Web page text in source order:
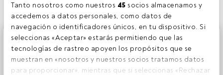
Tanto nosotros como nuestros 45 socios almacenamos y
accedemos a datos personales, como datos de
navegación o identificadores únicos, en tu dispositivo. Si
seleccionas «Aceptar» estarás permitiendo que las
tecnologías de rastreo apoyen los propósitos que se
muestran en «nosotros y nuestros socios tratamos datos
para proporcionar», mientras que si seleccionas «Rechazar
Este es un artículo exclusivo para los usuarios registrados
de FundsPeople. Si ya estás registrado, accede desde el
botón Login. Si aún no tienes cuenta, te invitamos a
registrarte y disfrutar de todo el universo que ofrece